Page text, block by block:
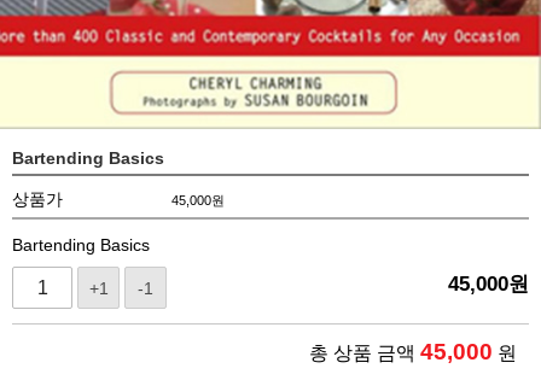
Bartending Basics
상품가 45,000원
Bartending Basics
+1 -1 45,000원
총 상품 금액 45,000 원